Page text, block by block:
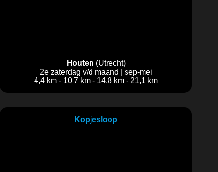
Houten (Utrecht)
2e zaterdag v/d maand | sep-mei
4,4 km - 10,7 km - 14,8 km - 21,1 km
Kopjesloop